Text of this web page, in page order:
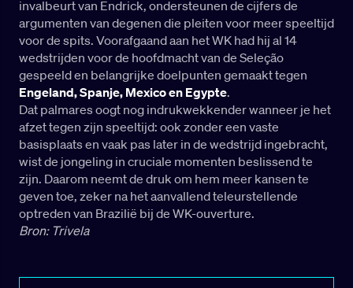
invalbeurt van Endrick, ondersteunen de cijfers de
argumenten van degenen die pleiten voor meer speeltijd
voor de spits. Voorafgaand aan het WK had hij al 14
wedstrijden voor de hoofdmacht van de Seleção
gespeeld en belangrijke doelpunten gemaakt tegen
Engeland, Spanje, Mexico en Egypte.
Dat palmares oogt nog indrukwekkender wanneer je het
afzet tegen zijn speeltijd: ook zonder een vaste
basisplaats en vaak pas later in de wedstrijd ingebracht,
wist de jongeling in cruciale momenten beslissend te
zijn. Daarom neemt de druk om hem meer kansen te
geven toe, zeker na het aanvallend teleurstellende
optreden van Brazilië bij de WK-ouverture.
Bron: Trivela